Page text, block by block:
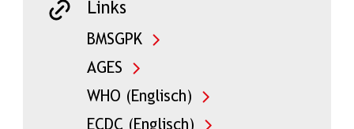
Links
BMSGPK
AGES
WHO (Englisch)
ECDC (Englisch)